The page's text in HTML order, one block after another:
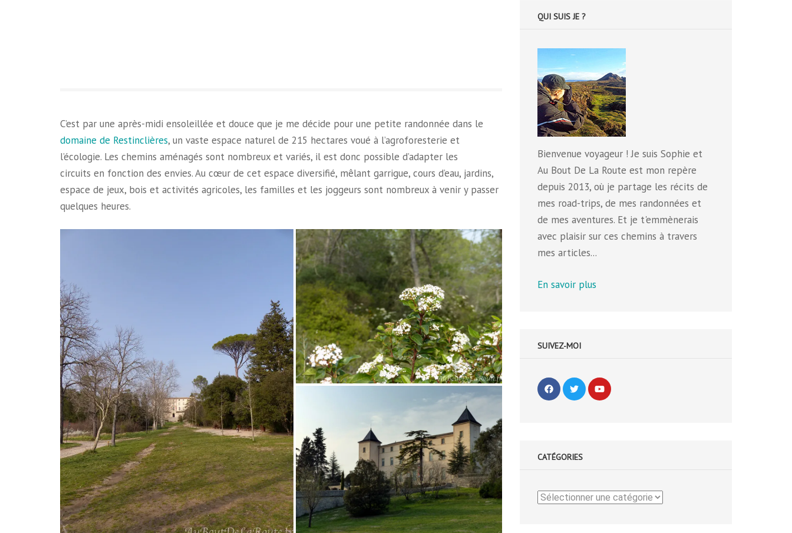
C’est par une après-midi ensoleillée et douce que je me décide pour une petite randonnée dans le
domaine de Restinclières, un vaste espace naturel de 215 hectares voué à l’agroforesterie et
l’écologie. Les chemins aménagés sont nombreux et variés, il est donc possible d’adapter les
circuits en fonction des envies. Au cœur de cet espace diversifié, mêlant garrigue, cours d’eau, jardins,
espace de jeux, bois et activités agricoles, les familles et les joggeurs sont nombreux à venir y passer
quelques heures.
QUI SUIS JE ?
Bienvenue voyageur ! Je suis Sophie et
Au Bout De La Route est mon repère
depuis 2013, où je partage les récits de
mes road-trips, de mes randonnées et
de mes aventures. Et je t'emmènerais
avec plaisir sur ces chemins à travers
mes articles...
En savoir plus
SUIVEZ-MOI
CATÉGORIES
Catégories